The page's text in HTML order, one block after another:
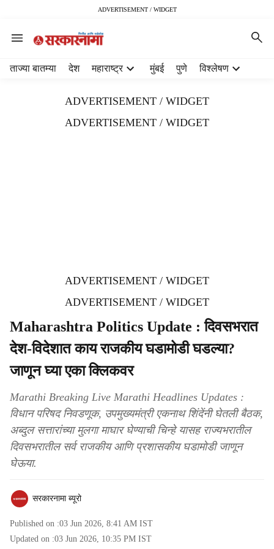
ADVERTISEMENT / WIDGET
ताज्या बातम्या देश महाराष्ट्र मुंबई पुणे विश्लेषण
ADVERTISEMENT / WIDGET
ADVERTISEMENT / WIDGET
ADVERTISEMENT / WIDGET
ADVERTISEMENT / WIDGET
Maharashtra Politics Update : दिवसभरात
देश-विदेशात काय राजकीय घडामोडी घडल्या?
जाणून घ्या एका क्लिकवर
Marathi Breaking Live Marathi Headlines Updates :
विधान परिषद निवडणूक, उपमुख्यमंत्री एकनाथ शिंदेंनी घेतली बैठक,
अब्दुल सत्तारांच्या मुलगा माघार घेण्याची चिन्हे यासह राज्यभरातील
दिवसभरातील सर्व राजकीय आणि प्रशासकीय घडामोडी जाणून
घेऊया.
सरकारनामा ब्यूरो
Published on :03 Jun 2026, 8:41 AM IST
Updated on :03 Jun 2026, 10:35 PM IST